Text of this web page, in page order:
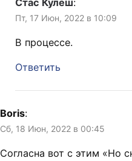
Пт, 17 Июн, 2022 в 10:09
В процессе.
Ответить
Boris:
Сб, 18 Июн, 2022 в 00:45
Согласна вот с этим «Но